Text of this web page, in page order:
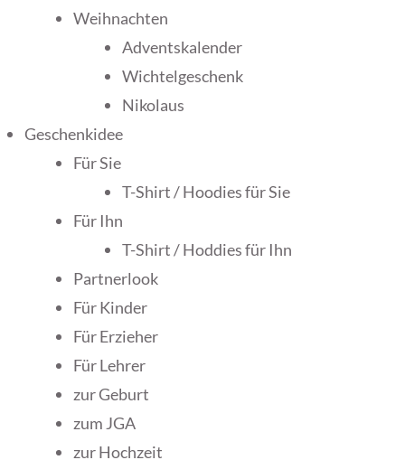
Weihnachten
Adventskalender
Wichtelgeschenk
Nikolaus
Geschenkidee
Für Sie
T-Shirt / Hoodies für Sie
Für Ihn
T-Shirt / Hoddies für Ihn
Partnerlook
Für Kinder
Für Erzieher
Für Lehrer
zur Geburt
zum JGA
zur Hochzeit